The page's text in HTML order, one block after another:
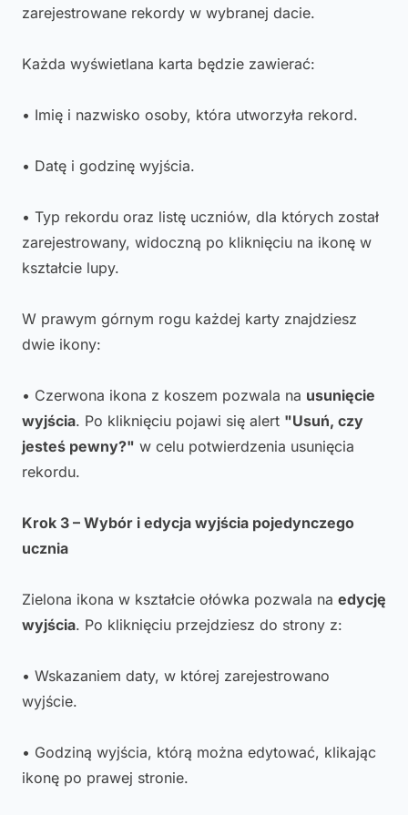
zarejestrowane rekordy w wybranej dacie.
Każda wyświetlana karta będzie zawierać:
• Imię i nazwisko osoby, która utworzyła rekord.
• Datę i godzinę wyjścia.
• Typ rekordu oraz listę uczniów, dla których został
zarejestrowany, widoczną po kliknięciu na ikonę w
kształcie lupy.
W prawym górnym rogu każdej karty znajdziesz
dwie ikony:
• Czerwona ikona z koszem pozwala na usunięcie
wyjścia. Po kliknięciu pojawi się alert "Usuń, czy
jesteś pewny?" w celu potwierdzenia usunięcia
rekordu.
Krok 3 – Wybór i edycja wyjścia pojedynczego
ucznia
Zielona ikona w kształcie ołówka pozwala na edycję
wyjścia. Po kliknięciu przejdziesz do strony z:
• Wskazaniem daty, w której zarejestrowano
wyjście.
• Godziną wyjścia, którą można edytować, klikając
ikonę po prawej stronie.